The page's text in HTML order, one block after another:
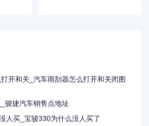
开和关_汽车雨刮器怎么打开和关闭图
骏捷汽车销售点地址
人买_宝骏330为什么没人买了